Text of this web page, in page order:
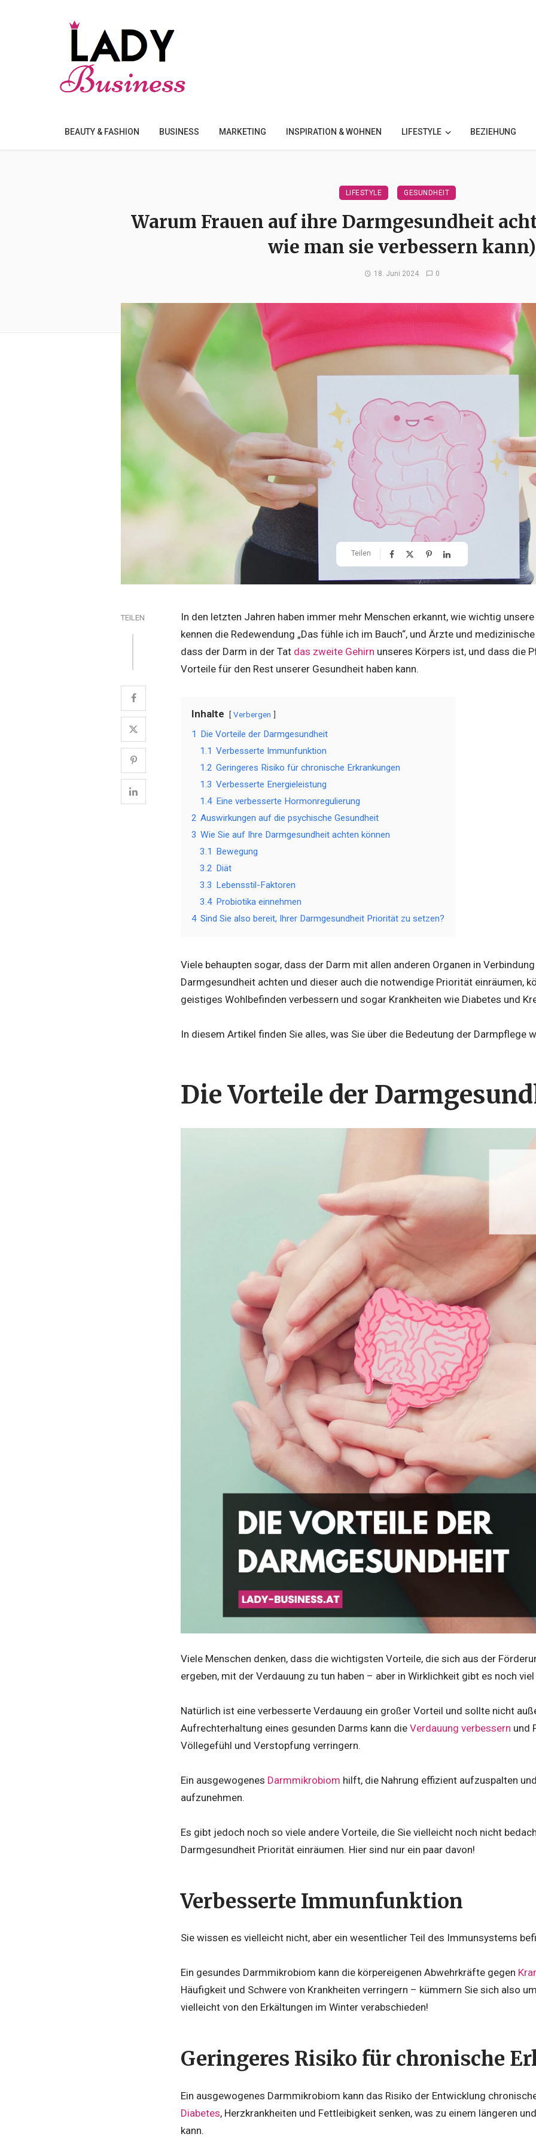
BEAUTY & FASHION BUSINESS MARKETING INSPIRATION & WOHNEN LIFESTYLE BEZIEHUNG
LIFESTYLE GESUNDHEIT
Warum Frauen auf ihre Darmgesundheit
wie man sie verbessern kann)
18. Juni 2024 0
Teilen
TEILEN
In den letzten Jahren haben immer mehr Menschen erkannt, wie wichtig
kennen die Redewendung „Das fühle ich im Bauch“, und Ärzte und
dass der Darm in der Tat das zweite Gehirn unseres Körpers ist, und dass die
Vorteile für den Rest unserer Gesundheit haben kann.
Inhalte Verbergen
1 Die Vorteile der Darmgesundheit
1.1 Verbesserte Immunfunktion
1.2 Geringeres Risiko für chronische Erkrankungen
1.3 Verbesserte Energieleistung
1.4 Eine verbesserte Hormonregulierung
2 Auswirkungen auf die psychische Gesundheit
3 Wie Sie auf Ihre Darmgesundheit achten können
3.1 Bewegung
3.2 Diät
3.3 Lebensstil-Faktoren
3.4 Probiotika einnehmen
4 Sind Sie also bereit, Ihrer Darmgesundheit Priorität zu setzen?
Viele behaupten sogar, dass der Darm mit allen anderen Organen in
Darmgesundheit achten und dieser auch die notwendige Priorität einräumen,
geistiges Wohlbefinden verbessern und sogar Krankheiten wie Diabetes und
In diesem Artikel finden Sie alles, was Sie über die Bedeutung der Darmpflege
Die Vorteile der
Viele Menschen denken, dass die wichtigsten Vorteile, die sich aus der
ergeben, mit der Verdauung zu tun haben – aber in Wirklichkeit gibt es noch
Natürlich ist eine verbesserte Verdauung ein großer Vorteil und sollte nicht
Aufrechterhaltung eines gesunden Darms kann die Verdauung verbessern und
Völlegefühl und Verstopfung verringern.
Ein ausgewogenes Darmmikrobiom hilft, die Nahrung effizient aufzuspalten
aufzunehmen.
Es gibt jedoch noch so viele andere Vorteile, die Sie vielleicht noch nicht
Darmgesundheit Priorität einräumen. Hier sind nur ein paar davon!
Verbesserte Immunfunktion
Sie wissen es vielleicht nicht, aber ein wesentlicher Teil des Immunsystems
Ein gesundes Darmmikrobiom kann die körpereigenen Abwehrkräfte gegen
Häufigkeit und Schwere von Krankheiten verringern – kümmern Sie sich also
vielleicht von den Erkältungen im Winter verabschieden!
Geringeres Risiko für chronische
Ein ausgewogenes Darmmikrobiom kann das Risiko der Entwicklung
Diabetes, Herzkrankheiten und Fettleibigkeit senken, was zu einem längeren
kann.